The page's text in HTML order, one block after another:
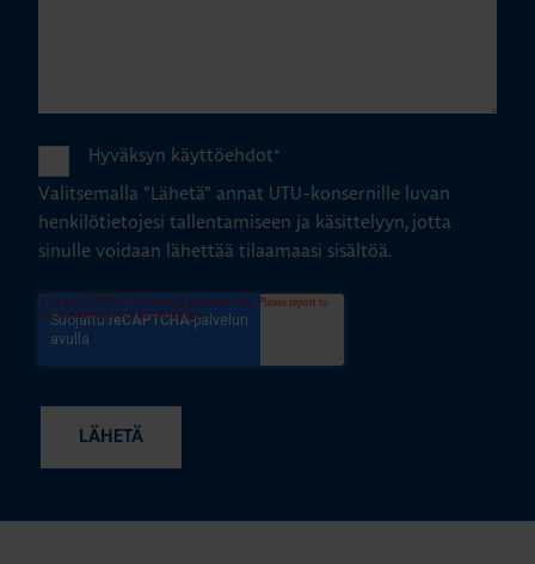
Hyväksyn käyttöehdot*
Valitsemalla "Lähetä" annat UTU-konsernille luvan
henkilötietojesi tallentamiseen ja käsittelyyn, jotta
sinulle voidaan lähettää tilaamaasi sisältöä.